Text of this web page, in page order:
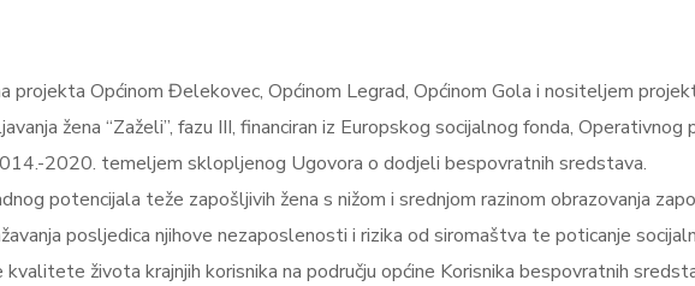
projekta Općinom Đelekovec, Općinom Legrad, Općinom Gola i nositeljem
žena “Zaželi”, fazu III, financiran iz Europskog socijalnog fonda, Operativnog
2020. temeljem sklopljenog Ugovora o dodjeli bespovratnih sredstava.
potencijala teže zapošljivih žena s nižom i srednjom razinom obrazovanja
posljedica njihove nezaposlenosti i rizika od siromaštva te poticanje
života krajnjih korisnika na području općine Korisnika bespovratnih